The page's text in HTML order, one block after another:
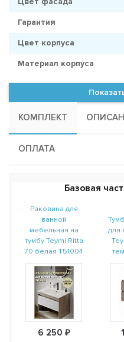
Гарантия
Цвет корпуса
Материал корпуса
КОМПЛЕКТ
ОПЛАТА
Базовая
Раковина для
ванной
мебельная на
тумбу Teymi Ritta
70 белая T51004
6 250 ₽
для